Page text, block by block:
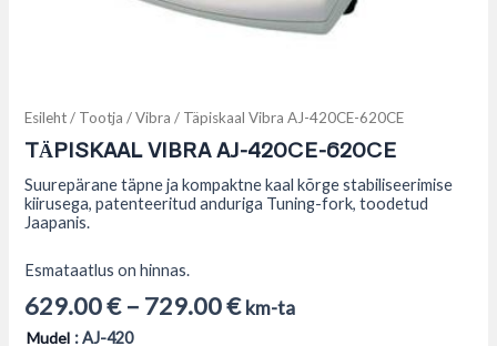
Esileht/ Tootja /Vibra / Täpiskaal Vibra AJ-420CE-620CE
TÄPISKAAL VIBRA AJ-420CE-620CE
Suurepärane täpne ja kompaktne kaal kõrge stabiliseerimise
kiirusega, patenteeritud anduriga Tuning-fork, toodetud
Jaapanis.
Esmataatlus on hinnas.
629.00€– 729.00€ km-ta
Mudel : AJ-420